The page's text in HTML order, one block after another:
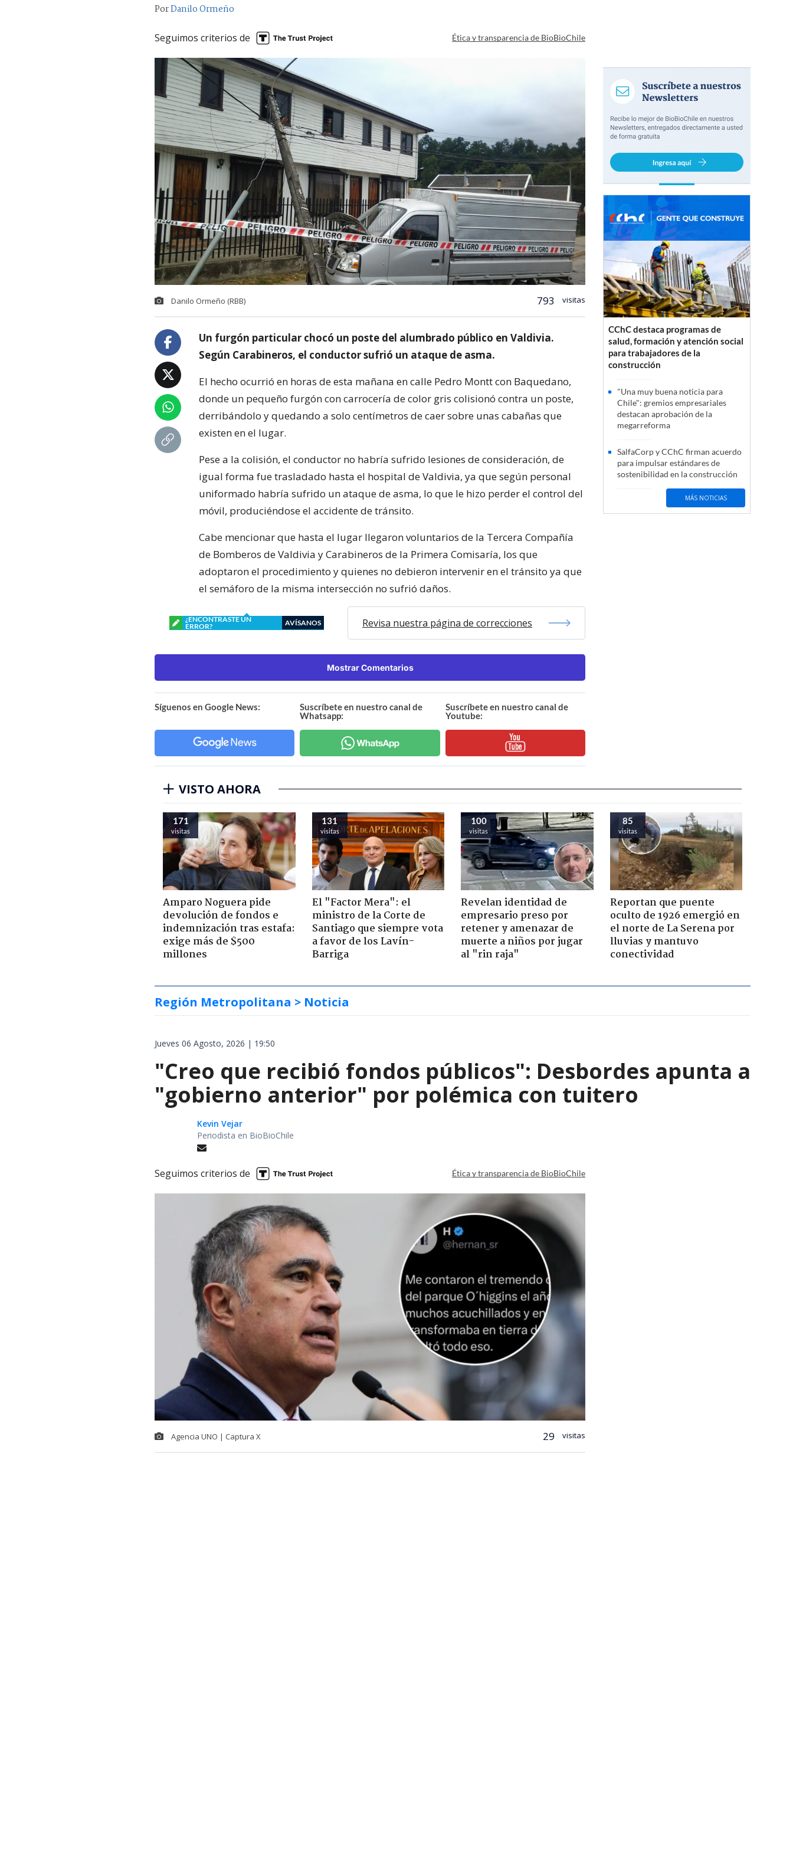
PorDanilo Ormeño
Seguimos criterios de Ética y transparencia de BioBioChile
Danilo Ormeño (RBB) 793 visitas
Un furgón particular chocó un poste del alumbrado público en Valdivia.
Según Carabineros, el conductor sufrió un ataque de asma.
El hecho ocurrió en horas de esta mañana en calle Pedro Montt con Baquedano,
donde un pequeño furgón con carrocería de color gris colisionó contra un poste,
derribándolo y quedando a solo centímetros de caer sobre unas cabañas que
existen en el lugar.
Pese a la colisión, el conductor no habría sufrido lesiones de consideración, de
igual forma fue trasladado hasta el hospital de Valdivia, ya que según personal
uniformado habría sufrido un ataque de asma, lo que le hizo perder el control del
móvil, produciéndose el accidente de tránsito.
Cabe mencionar que hasta el lugar llegaron voluntarios de la Tercera Compañía
de Bomberos de Valdivia y Carabineros de la Primera Comisaría, los que
adoptaron el procedimiento y quienes no debieron intervenir en el tránsito ya que
el semáforo de la misma intersección no sufrió daños.
¿ENCONTRASTE UN
ERROR?
AVÍSANOS Revisa nuestra página de correcciones
Mostrar Comentarios
Síguenos en Google News:
Suscríbete en nuestro canal de
Whatsapp:
Suscríbete en nuestro canal de
Youtube:
CChC destaca programas de
salud, formación y atención social
para trabajadores de la
construcción
"Una muy buena noticia para
Chile": gremios empresariales
destacan aprobación de la
megarreforma
SalfaCorp y CChC firman acuerdo
para impulsar estándares de
sostenibilidad en la construcción
MÁS NOTICIAS
VISTO AHORA
171
visitas
Amparo Noguera pide
devolución de fondos e
indemnización tras estafa:
exige más de $500
millones
131
visitas
El "Factor Mera": el
ministro de la Corte de
Santiago que siempre vota
a favor de los Lavín-
Barriga
100
visitas
Revelan identidad de
empresario preso por
retener y amenazar de
muerte a niños por jugar
al "rin raja"
85
visitas
Reportan que puente
oculto de 1926 emergió en
el norte de La Serena por
lluvias y mantuvo
conectividad
Región Metropolitana > Noticia
Jueves 06 Agosto, 2026 | 19:50
"Creo que recibió fondos públicos": Desbordes apunta a
"gobierno anterior" por polémica con tuitero
Kevin Vejar
Periodista en BioBioChile
Seguimos criterios de Ética y transparencia de BioBioChile
Agencia UNO | Captura X 29 visitas